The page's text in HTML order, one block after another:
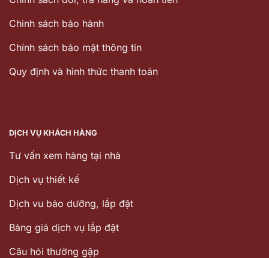
Chinh sách bảo hành
Chính sách bảo mật thông tin
Quy định và hình thức thanh toán
DỊCH VỤ KHÁCH HÀNG
Tư vấn xem hàng tại nhà
Dịch vụ thiết kế
Dịch vu bảo dưỡng, lắp đặt
Bảng giá dịch vụ lắp đặt
Câu hỏi thường gặp